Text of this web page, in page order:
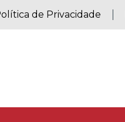
de Privacidade